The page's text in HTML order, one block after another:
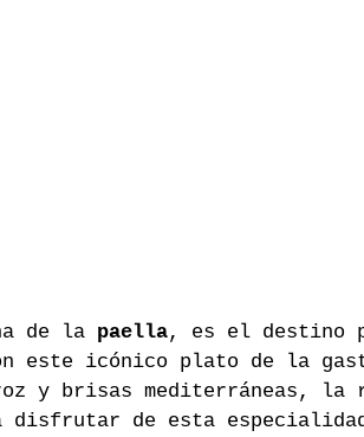
de la paella, es el destino
este icónico plato de la
y brisas mediterráneas,
disfrutar de esta